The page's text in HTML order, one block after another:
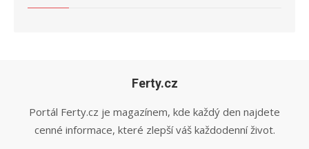
Ferty.cz
Portál Ferty.cz je magazínem, kde každý den najdete
cenné informace, které zlepší váš každodenní život.